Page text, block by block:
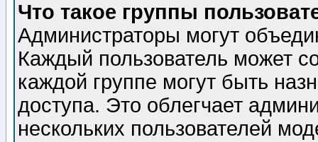
Что такое группы
Администраторы могут
Каждый пользователь может
каждой группе могут быть
доступа. Это облегчает
нескольких пользователей